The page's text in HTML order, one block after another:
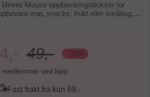
Mouse oppbevaringsbokser for
mat, snacks, frukt eller småting.
eller barnevognen. Detaljer: 3
49,- - 30%
medlemmer ved kjøp
Fast frakt fra kun 69,-